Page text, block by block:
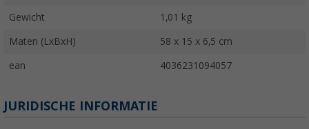
Gewicht 1,01 kg
Maten (LxBxH) 58 x 15 x 6,5 cm
ean 4036231094057
JURIDISCHE INFORMATIE